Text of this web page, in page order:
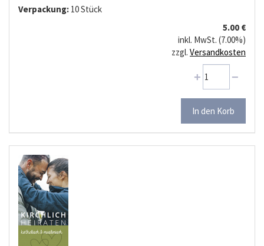
Verpackung: 10 Stück
5.00 €
inkl. MwSt. (7.00%)
zzgl. Versandkosten